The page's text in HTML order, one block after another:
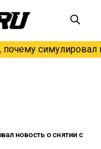
симулировал
новость о снятии с